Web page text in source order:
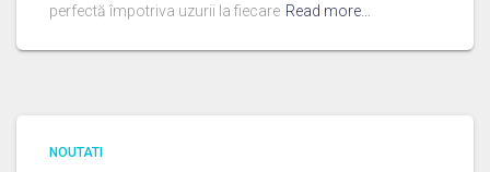
perfectă împotriva uzurii la fiecare Read more…
NOUTATI